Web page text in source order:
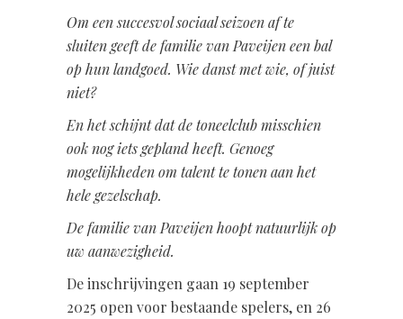
Om een succesvol sociaal seizoen af te
sluiten geeft de familie van Paveijen een bal
op hun landgoed. Wie danst met wie, of juist
niet?
En het schijnt dat de toneelclub misschien
ook nog iets gepland heeft. Genoeg
mogelijkheden om talent te tonen aan het
hele gezelschap.
De familie van Paveijen hoopt natuurlijk op
uw aanwezigheid.
De inschrijvingen gaan 19 september
2025 open voor bestaande spelers, en 26